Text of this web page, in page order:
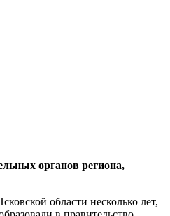
органов региона,
области несколько лет,